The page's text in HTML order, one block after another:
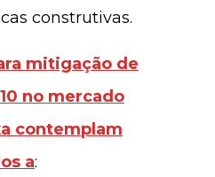
construtivas.
mitigação de
no mercado
contemplam
a: